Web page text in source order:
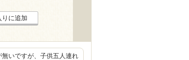
りに追加
いですが、子供五人連れ